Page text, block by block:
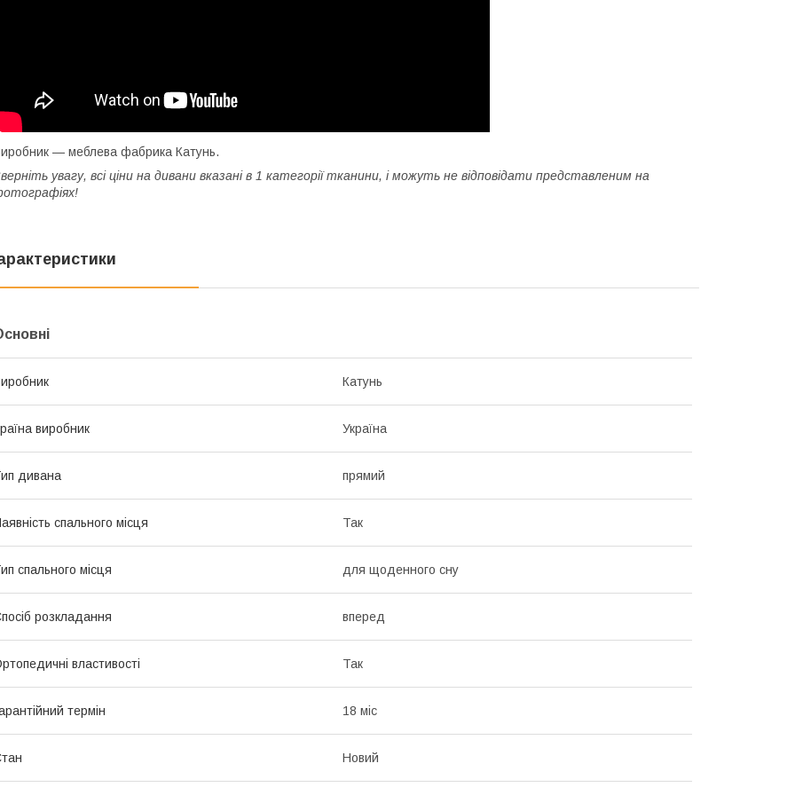
— меблева фабрика Катунь.
увагу, всі ціни на дивани вказані в 1 категорії тканини, і можуть не відповідати представленим на
Катунь
виробник Україна
дивана прямий
спального місця Так
спального місця для щоденного сну
розкладання вперед
властивості Так
термін 18 міс
Новий